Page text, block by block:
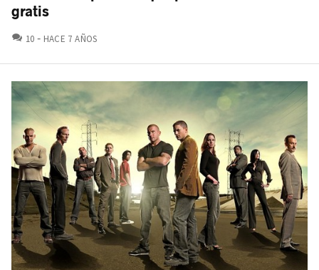
gratis
10 COMENTARIOS
HACE 7 AÑOS